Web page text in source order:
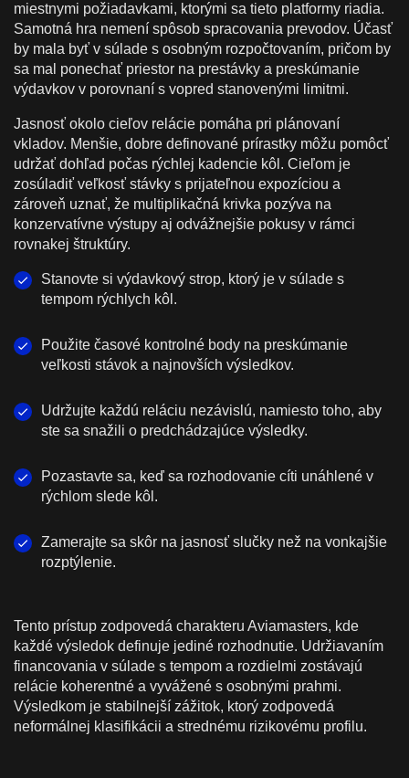
miestnymi požiadavkami, ktorými sa tieto platformy riadia.
Samotná hra nemení spôsob spracovania prevodov. Účasť
by mala byť v súlade s osobným rozpočtovaním, pričom by
sa mal ponechať priestor na prestávky a preskúmanie
výdavkov v porovnaní s vopred stanovenými limitmi.
Jasnosť okolo cieľov relácie pomáha pri plánovaní
vkladov. Menšie, dobre definované prírastky môžu pomôcť
udržať dohľad počas rýchlej kadencie kôl. Cieľom je
zosúladiť veľkosť stávky s prijateľnou expozíciou a
zároveň uznať, že multiplikačná krivka pozýva na
konzervatívne výstupy aj odvážnejšie pokusy v rámci
rovnakej štruktúry.
Stanovte si výdavkový strop, ktorý je v súlade s
tempom rýchlych kôl.
Použite časové kontrolné body na preskúmanie
veľkosti stávok a najnovších výsledkov.
Udržujte každú reláciu nezávislú, namiesto toho, aby
ste sa snažili o predchádzajúce výsledky.
Pozastavte sa, keď sa rozhodovanie cíti unáhlené v
rýchlom slede kôl.
Zamerajte sa skôr na jasnosť slučky než na vonkajšie
rozptýlenie.
Tento prístup zodpovedá charakteru Aviamasters, kde
každé výsledok definuje jediné rozhodnutie. Udržiavaním
financovania v súlade s tempom a rozdielmi zostávajú
relácie koherentné a vyvážené s osobnými prahmi.
Výsledkom je stabilnejší zážitok, ktorý zodpovedá
neformálnej klasifikácii a strednému rizikovému profilu.